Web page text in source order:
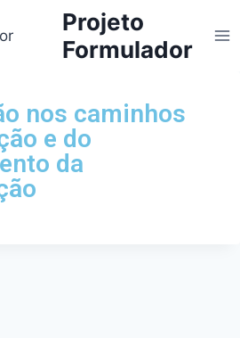
Projeto
Formulador
nos caminhos
e do
da